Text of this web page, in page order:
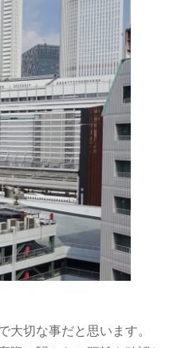
切な事だと思います。